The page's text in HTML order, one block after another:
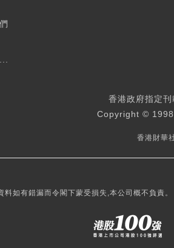
香港政府指定
Copyright © 1998
香港財華
如有錯漏而令閣下蒙受損失,本公司概不負責。